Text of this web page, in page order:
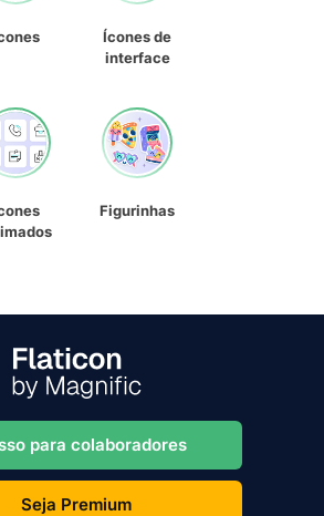
Ícones de
interface
Figurinhas
para colaboradores
Seja Premium